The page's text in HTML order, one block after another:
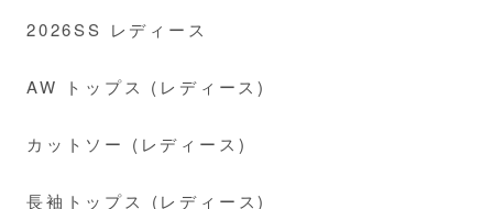
2026SS レディース
AW トップス (レディース)
カットソー (レディース)
長袖トップス (レディース)